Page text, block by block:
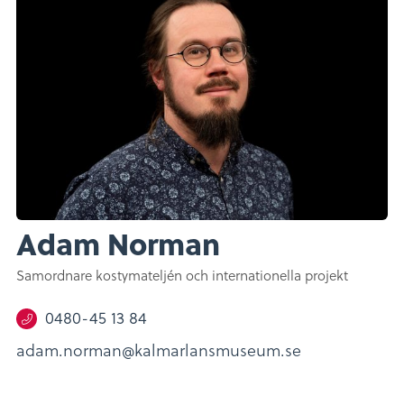
Adam Norman
Samordnare kostymateljén och internationella projekt
0480-45 13 84
adam.norman@kalmarlansmuseum.se